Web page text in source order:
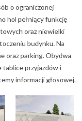
o ograniczonej
hol pełniący funkcję
oraz niewielki
budynku. Na
oraz parking. Obydwa
przyjazdów i
informacji głosowej.